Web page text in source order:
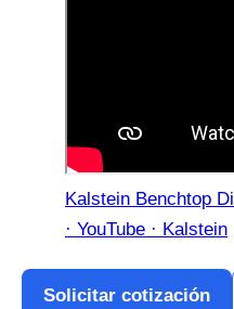
Kalstein Benchtop
· YouTube · Kalstein
Solicitar cotización